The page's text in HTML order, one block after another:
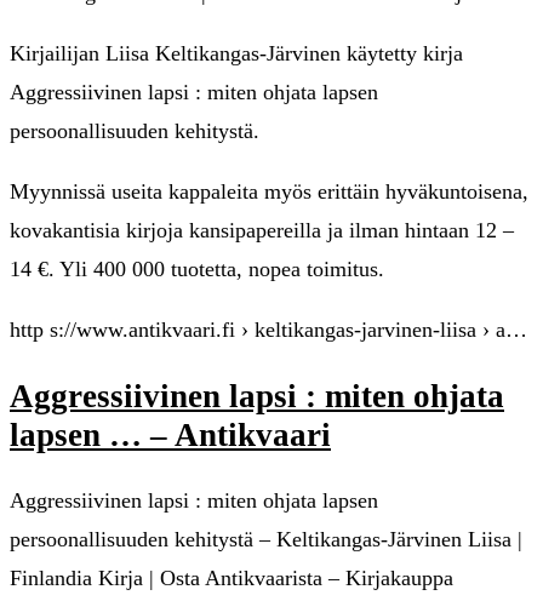
Kirjailijan Liisa Keltikangas-Järvinen käytetty kirja
Aggressiivinen lapsi : miten ohjata lapsen
persoonallisuuden kehitystä.
Myynnissä useita kappaleita myös erittäin hyväkuntoisena,
kovakantisia kirjoja kansipapereilla ja ilman hintaan 12 –
14 €. Yli 400 000 tuotetta, nopea toimitus.
http s://www.antikvaari.fi › keltikangas-jarvinen-liisa › a…
Aggressiivinen lapsi : miten ohjata
lapsen … – Antikvaari
Aggressiivinen lapsi : miten ohjata lapsen
persoonallisuuden kehitystä – Keltikangas-Järvinen Liisa |
Finlandia Kirja | Osta Antikvaarista – Kirjakauppa